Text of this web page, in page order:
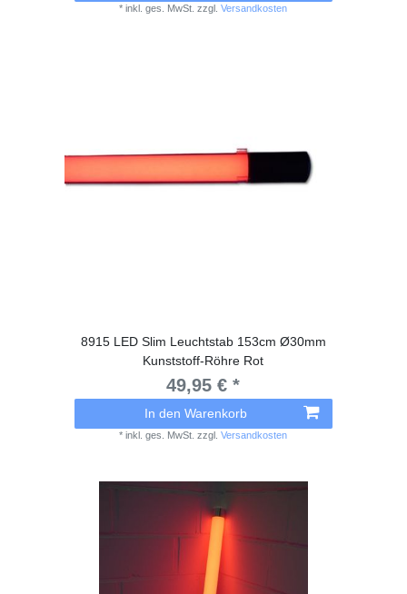
*inkl. ges. MwSt. zzgl.Versandkosten
8915 LED Slim Leuchtstab 153cm Ø30mm
Kunststoff-Röhre Rot
49,95 € *
In den Warenkorb
*inkl. ges. MwSt. zzgl.Versandkosten